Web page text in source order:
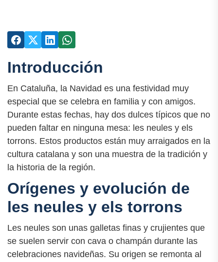
Introducción
En Cataluña, la Navidad es una festividad muy
especial que se celebra en familia y con amigos.
Durante estas fechas, hay dos dulces típicos que no
pueden faltar en ninguna mesa: les neules y els
torrons. Estos productos están muy arraigados en la
cultura catalana y son una muestra de la tradición y
la historia de la región.
Orígenes y evolución de
les neules y els torrons
Les neules son unas galletas finas y crujientes que
se suelen servir con cava o champán durante las
celebraciones navideñas. Su origen se remonta al